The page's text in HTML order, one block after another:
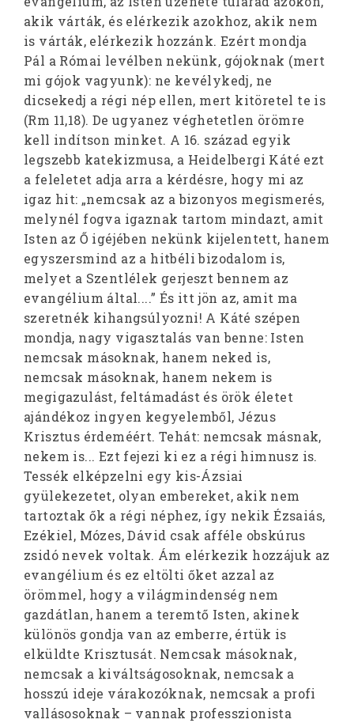
akik várták, és elérkezik azokhoz, akik nem
is várták, elérkezik hozzánk. Ezért mondja
Pál a Római levélben nekünk, gójoknak (mert
mi gójok vagyunk): ne kevélykedj, ne
dicsekedj a régi nép ellen, mert kitöretel te is
(Rm 11,18). De ugyanez véghetetlen örömre
kell indítson minket. A 16. század egyik
legszebb katekizmusa, a Heidelbergi Káté ezt
a feleletet adja arra a kérdésre, hogy mi az
igaz hit: „nemcsak az a bizonyos megismerés,
melynél fogva igaznak tartom mindazt, amit
Isten az Ő igéjében nekünk kijelentett, hanem
egyszersmind az a hitbéli bizodalom is,
melyet a Szentlélek gerjeszt bennem az
evangélium által....” És itt jön az, amit ma
szeretnék kihangsúlyozni! A Káté szépen
mondja, nagy vigasztalás van benne: Isten
nemcsak másoknak, hanem neked is,
nemcsak másoknak, hanem nekem is
megigazulást, feltámadást és örök életet
ajándékoz ingyen kegyelemből, Jézus
Krisztus érdeméért. Tehát: nemcsak másnak,
nekem is... Ezt fejezi ki ez a régi himnusz is.
Tessék elképzelni egy kis-Ázsiai
gyülekezetet, olyan embereket, akik nem
tartoztak ők a régi néphez, így nekik Ézsaiás,
Ezékiel, Mózes, Dávid csak afféle obskúrus
zsidó nevek voltak. Ám elérkezik hozzájuk az
evangélium és ez eltölti őket azzal az
örömmel, hogy a világmindenség nem
gazdátlan, hanem a teremtő Isten, akinek
különös gondja van az emberre, értük is
elküldte Krisztusát. Nemcsak másoknak,
nemcsak a kiváltságosoknak, nemcsak a
hosszú ideje várakozóknak, nemcsak a profi
vallásosoknak – vannak professzionista